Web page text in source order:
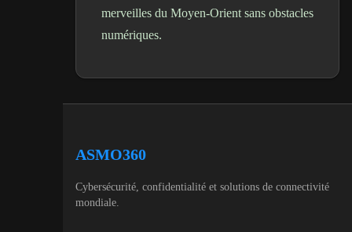
merveilles du Moyen-Orient sans obstacles
numériques.
ASMO360
Cybersécurité, confidentialité et solutions de connectivité
mondiale.